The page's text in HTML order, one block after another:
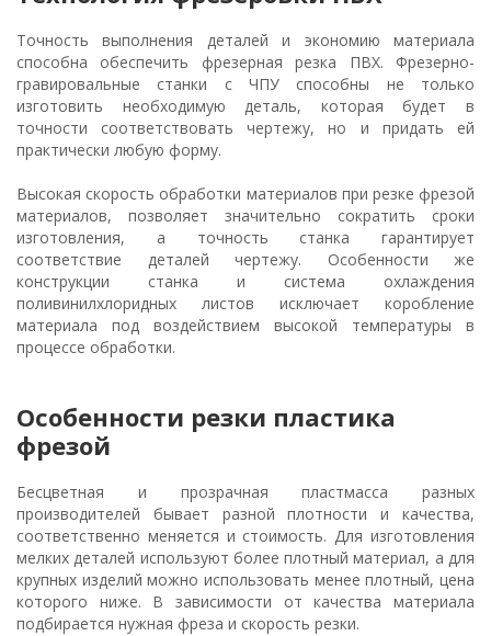
Точность выполнения деталей и экономию материала
способна обеспечить фрезерная резка ПВХ. Фрезерно-
гравировальные станки с ЧПУ способны не только
изготовить необходимую деталь, которая будет в
точности соответствовать чертежу, но и придать ей
практически любую форму.
Высокая скорость обработки материалов при резке фрезой
материалов, позволяет значительно сократить сроки
изготовления, а точность станка гарантирует
соответствие деталей чертежу. Особенности же
конструкции станка и система охлаждения
поливинилхлоридных листов исключает коробление
материала под воздействием высокой температуры в
процессе обработки.
Особенности резки пластика
фрезой
Бесцветная и прозрачная пластмасса разных
производителей бывает разной плотности и качества,
соответственно меняется и стоимость. Для изготовления
мелких деталей используют более плотный материал, а для
крупных изделий можно использовать менее плотный, цена
которого ниже. В зависимости от качества материала
подбирается нужная фреза и скорость резки.